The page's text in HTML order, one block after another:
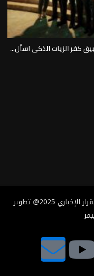
كفر الزيات الذكى اسأل...
2025@ تطوير